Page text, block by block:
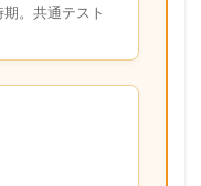
。共通テスト